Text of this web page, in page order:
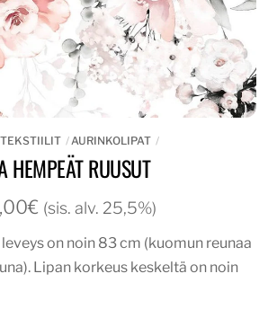
AURINKOLIPAT
HEMPEÄT RUUSUT
€ Hintaluokka:
-
33,00€
(sis. alv. 25,5%)
on noin 83 cm (kuomun reunaa
Lipan korkeus keskeltä on noin